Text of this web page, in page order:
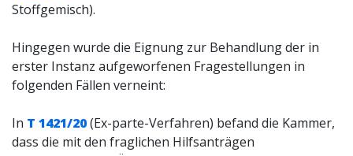
Stoffgemisch).
Hingegen wurde die Eignung zur Behandlung der in
erster Instanz aufgeworfenen Fragestellungen in
folgenden Fällen verneint:
In T 1421/20(Ex-parte-Verfahren) befand die Kammer,
dass die mit den fraglichen Hilfsanträgen